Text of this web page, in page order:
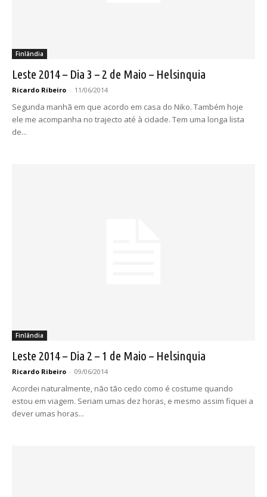
Finlândia
Leste 2014 – Dia 3 – 2 de Maio – Helsinquia
Ricardo Ribeiro - 11/06/2014
Segunda manhã em que acordo em casa do Niko. Também hoje
ele me acompanha no trajecto até à cidade. Tem uma longa lista
de...
Finlândia
Leste 2014 – Dia 2 – 1 de Maio – Helsinquia
Ricardo Ribeiro - 09/06/2014
Acordei naturalmente, não tão cedo como é costume quando
estou em viagem. Seriam umas dez horas, e mesmo assim fiquei a
dever umas horas...